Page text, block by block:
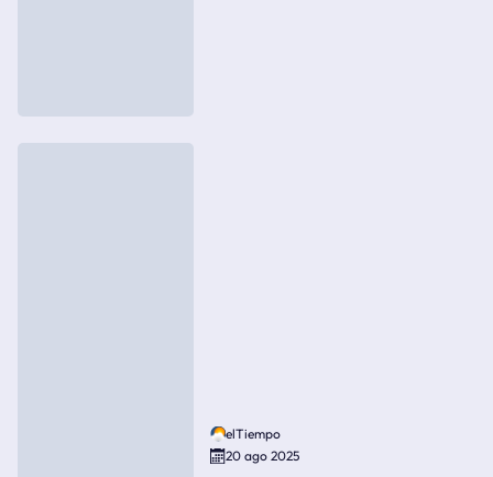
elTiempo
20 ago 2025